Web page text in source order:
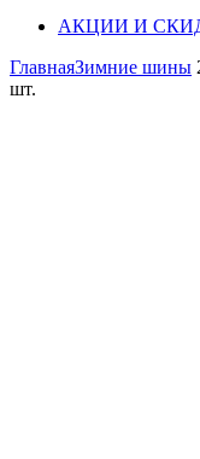
АКЦИИ И
ГлавнаяЗимние шины
шт.